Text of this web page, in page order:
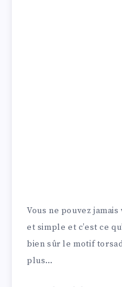
Vous ne pouvez
et simple et c’est ce
bien sûr le motif
plus…